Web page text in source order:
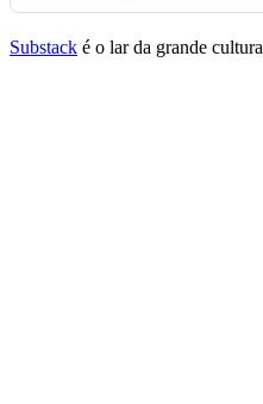
Substack é o lar da grande cultura